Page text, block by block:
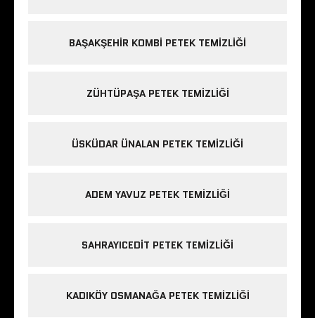
BAŞAKŞEHIR KOMBI PETEK TEMIZLIĞI
ZÜHTÜPAŞA PETEK TEMIZLIĞI
ÜSKÜDAR ÜNALAN PETEK TEMIZLIĞI
ADEM YAVUZ PETEK TEMIZLIĞI
SAHRAYICEDIT PETEK TEMIZLIĞI
KADIKÖY OSMANAĞA PETEK TEMIZLIĞI